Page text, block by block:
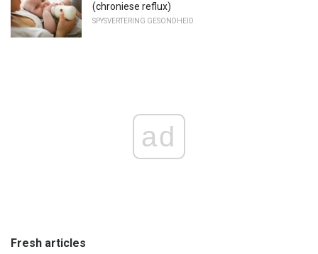
(chroniese reflux)
SPYSVERTERING GESONDHEID
ad
Fresh articles